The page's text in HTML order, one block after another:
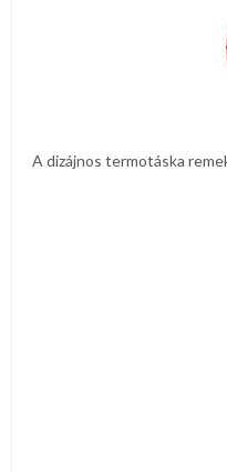
A dizájnos termotáska